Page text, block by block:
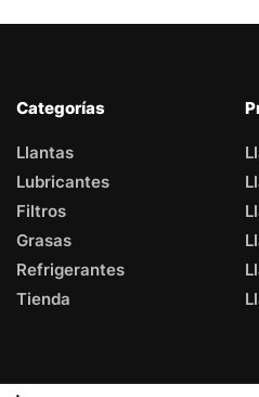
Categorías
Llantas
Lubricantes
Filtros
Grasas
Refrigerantes
Tienda